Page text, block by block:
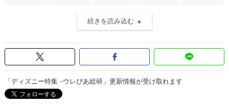
続きを読み込む
「ディズニー特集 -ウレぴあ総研」更新情報が受け取れます